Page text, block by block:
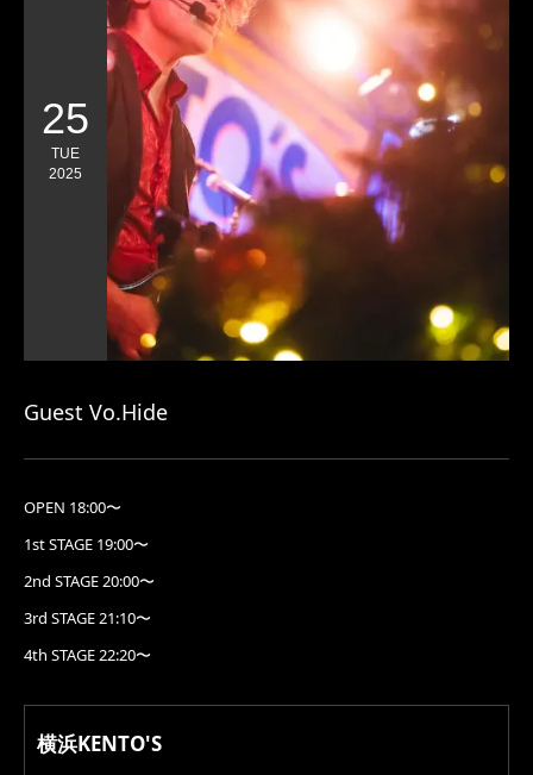
25
TUE
2025
Guest Vo.Hide
OPEN 18:00〜
1st STAGE 19:00〜
2nd STAGE 20:00〜
3rd STAGE 21:10〜
4th STAGE 22:20〜
横浜KENTO'S